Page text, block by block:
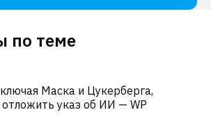
по теме
Маска и Цукерберга,
указ об ИИ — WP